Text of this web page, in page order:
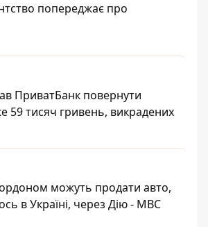
попереджає про
ПриватБанк повернути
59 тисяч гривень, викрадених
можуть продати авто,
в Україні, через Дію - МВС